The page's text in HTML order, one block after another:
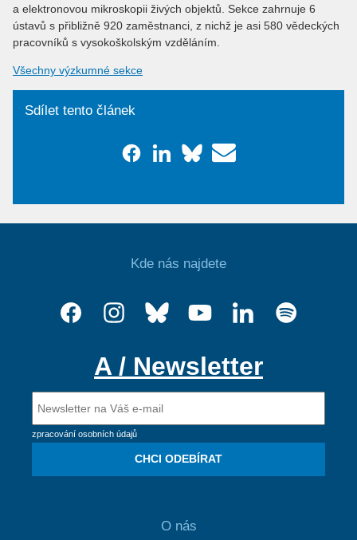
a elektronovou mikroskopii živých objektů. Sekce zahrnuje 6
ústavů s přibližně 920 zaměstnanci, z nichž je asi 580 vědeckých
pracovníků s vysokoškolským vzděláním.
Všechny výzkumné sekce
Sdílet tento článek
Kde nás najdete
A / Newsletter
zpracování osobních údajů
CHCI ODEBÍRAT
O nás